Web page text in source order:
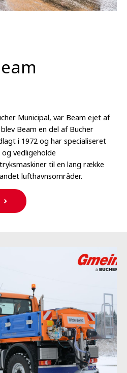
Municipal, var Beam ejet af
Beam en del af Bucher
i 1972 og har specialiseret
vedligeholde
til en lang række
lufthavnsområder.